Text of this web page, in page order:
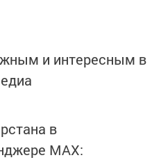
и интересным в
в
MАХ: